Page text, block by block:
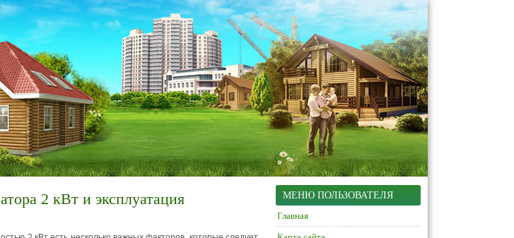
2 кВт и эксплуатация
МЕНЮ ПОЛЬЗОВАТЕЛЯ
Главная